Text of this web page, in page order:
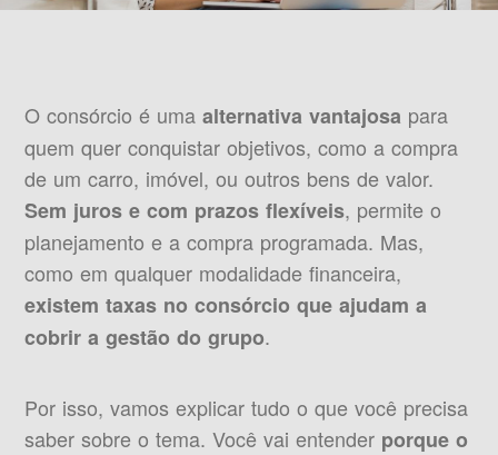
O consórcio é umaalternativa vantajosa para
quem quer conquistar objetivos, como a compra
de um carro, imóvel, ou outros bens de valor.
Sem juros e com prazos flexíveis, permite o
planejamento e a compra programada. Mas,
como em qualquer modalidade financeira,
existem taxas no consórcio que ajudam a
cobrir a gestão do grupo.
Por isso, vamos explicar tudo o que você precisa
saber sobre o tema. Você vai entender porque o